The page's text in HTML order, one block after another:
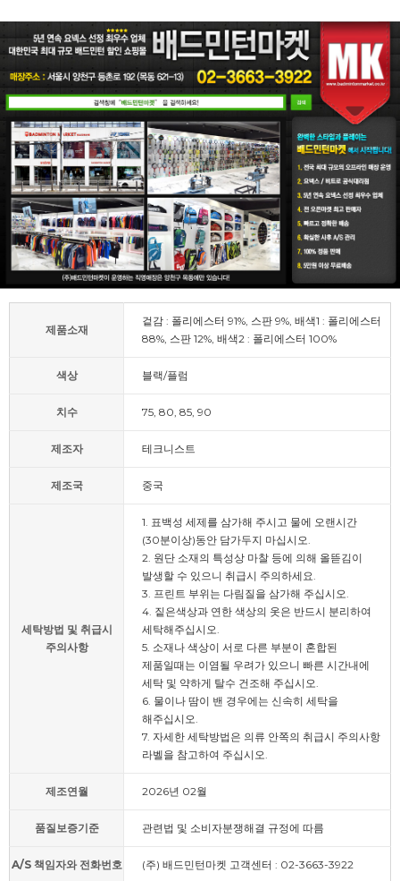
제품소재
겉감 : 폴리에스터 91%, 스판 9%, 배색1 : 폴리에스터
88%, 스판 12%, 배색2 : 폴리에스터 100%
색상 블랙/플럼
치수 75, 80, 85, 90
제조자 테크니스트
제조국 중국
세탁방법 및 취급시
주의사항
1. 표백성 세제를 삼가해 주시고 물에 오랜시간
(30분이상)동안 담가두지 마십시오.
2. 원단 소재의 특성상 마찰 등에 의해 올뜯김이
발생할 수 있으니 취급시 주의하세요.
3. 프린트 부위는 다림질을 삼가해 주십시오.
4. 짙은색상과 연한 색상의 옷은 반드시 분리하여
세탁해주십시오.
5. 소재나 색상이 서로 다른 부분이 혼합된
제품일때는 이염될 우려가 있으니 빠른 시간내에
세탁 및 약하게 탈수 건조해 주십시오.
6. 물이나 땀이 밴 경우에는 신속히 세탁을
해주십시오.
7. 자세한 세탁방법은 의류 안쪽의 취급시 주의사항
라벨을 참고하여 주십시오.
제조연월 2026년 02월
품질보증기준 관련법 및 소비자분쟁해결 규정에 따름
A/S 책임자와 전화번호 (주) 배드민턴마켓 고객센터 : 02-3663-3922